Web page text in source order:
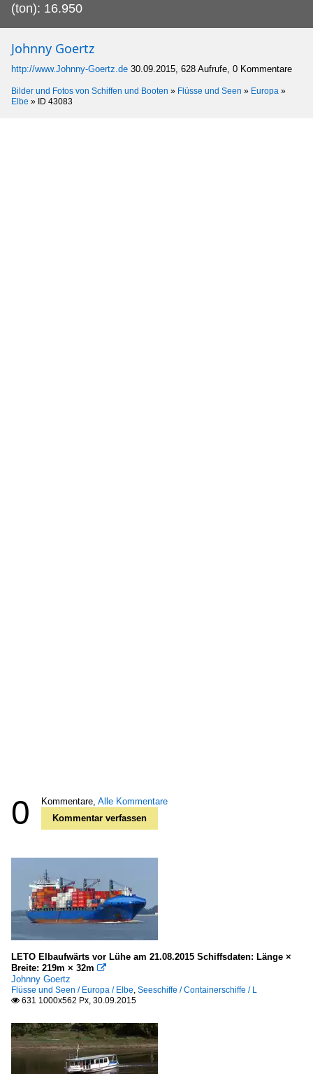
(ton): 16.950
Johnny Goertz
http://www.Johnny-Goertz.de 30.09.2015, 628 Aufrufe, 0 Kommentare
Bilder und Fotos von Schiffen und Booten » Flüsse und Seen » Europa »
Elbe » ID 43083
0 Kommentare, Alle Kommentare
Kommentar verfassen
LETO Elbaufwärts vor Lühe am 21.08.2015 Schiffsdaten: Länge ×
Breite: 219m × 32m 
Johnny Goertz
Flüsse und Seen / Europa / Elbe, Seeschiffe / Containerschiffe / L
 631 1000x562 Px, 30.09.2015